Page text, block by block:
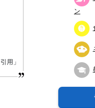
用」
ン